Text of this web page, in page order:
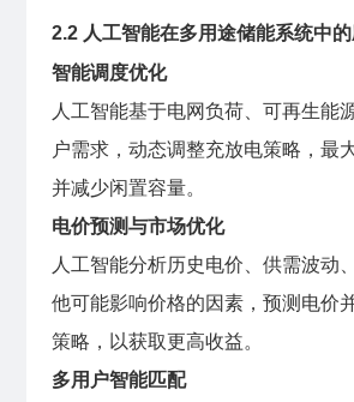
2.2 人工智能在多用途储能系统中的
智能调度优化
人工智能基于电网负荷、可再生能
户需求，动态调整充放电策略，最
并减少闲置容量。
电价预测与市场优化
人工智能分析历史电价、供需波动
他可能影响价格的因素，预测电价
策略，以获取更高收益。
多用户智能匹配